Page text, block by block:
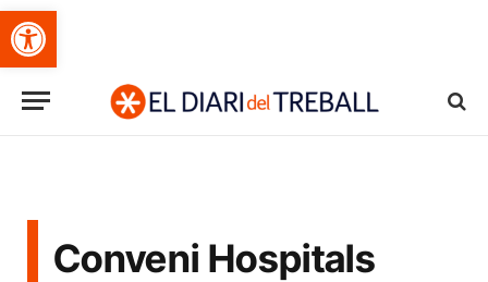
Obre la barra d'eines
Conveni Hospitals